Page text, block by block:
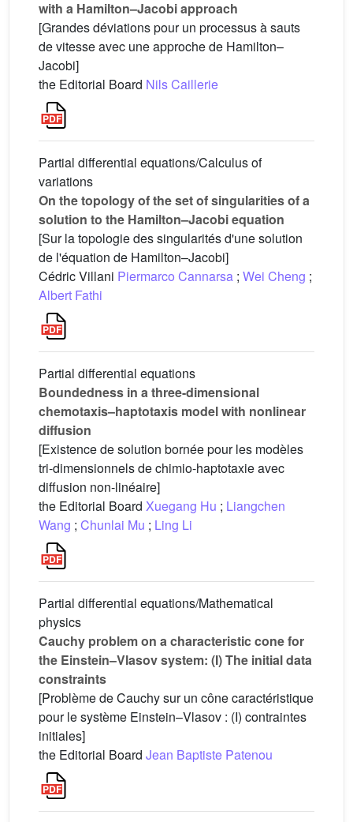
with a Hamilton–Jacobi approach
[Grandes déviations pour un processus à sauts
de vitesse avec une approche de Hamilton–
Jacobi]
the Editorial Board Nils Caillerie
Partial differential equations/Calculus of
variations
On the topology of the set of singularities of a
solution to the Hamilton–Jacobi equation
[Sur la topologie des singularités d'une solution
de l'équation de Hamilton–Jacobi]
Cédric Villani Piermarco Cannarsa ; Wei Cheng ;
Albert Fathi
Partial differential equations
Boundedness in a three-dimensional
chemotaxis–haptotaxis model with nonlinear
diffusion
[Existence de solution bornée pour les modèles
tri-dimensionnels de chimio-haptotaxie avec
diffusion non-linéaire]
the Editorial Board Xuegang Hu ; Liangchen
Wang ; Chunlai Mu ; Ling Li
Partial differential equations/Mathematical
physics
Cauchy problem on a characteristic cone for
the Einstein–Vlasov system: (I) The initial data
constraints
[Problème de Cauchy sur un cône caractéristique
pour le système Einstein–Vlasov : (I) contraintes
initiales]
the Editorial Board Jean Baptiste Patenou